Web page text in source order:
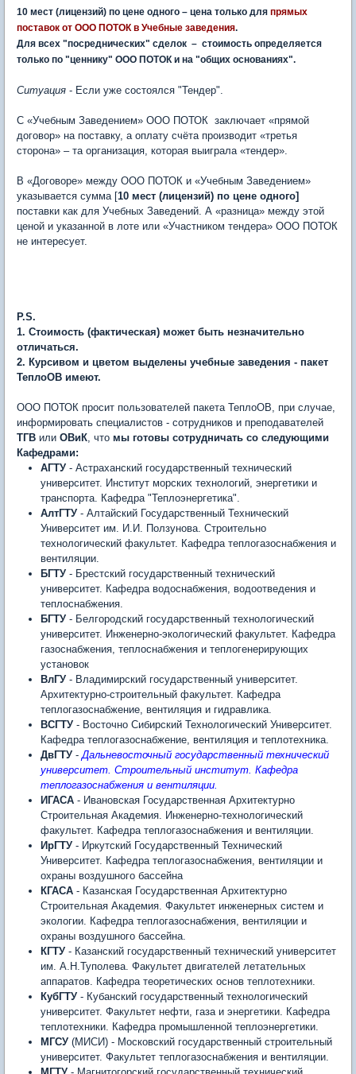
10 мест (лицензий) по цене одного – цена только для прямых
поставок от ООО ПОТОКв Учебные заведения.
Для всех "посреднических" сделок – стоимость определяется
только по "ценнику" ООО ПОТОК и на "общих основаниях".
Ситуация - Если уже состоялся "Тендер".
С «Учебным Заведением» ООО ПОТОК заключает «прямой
договор» на поставку, а оплату счёта производит «третья
сторона» – та организация, которая выиграла «тендер».
В «Договоре» между ООО ПОТОК и «Учебным Заведением»
указывается сумма [10 мест (лицензий) по цене одного]
поставки как для Учебных Заведений. А «разница» между этой
ценой и указанной в лоте или «Участником тендера» ООО ПОТОК
не интересует.
P.S.
1. Стоимость (фактическая) может быть незначительно
отличаться.
2. Курсивом и цветом выделены учебные заведения - пакет
ТеплоОВ имеют.
ООО ПОТОК просит пользователей пакета ТеплоОВ, при случае,
информировать специалистов - сотрудников и преподавателей
ТГВ или ОВиК, что мы готовы сотрудничать со следующими
Кафедрами:
АГТУ - Астраханский государственный технический
университет. Институт морских технологий, энергетики и
транспорта. Кафедра "Теплоэнергетика".
АлтГТУ - Алтайский Государственный Технический
Университет им. И.И. Ползунова. Строительно
технологический факультет. Кафедра теплогазоснабжения и
вентиляции.
БГТУ - Брестский государственный технический
университет. Кафедра водоснабжения, водоотведения и
теплоснабжения.
БГТУ - Белгородский государственный технологический
университет. Инженерно-экологический факультет. Кафедра
газоснабжения, теплоснабжения и теплогенерирующих
установок
ВлГУ - Владимирский государственный университет.
Архитектурно-строительный факультет. Кафедра
теплогазоснабжение, вентиляция и гидравлика.
ВСГТУ - Восточно Сибирский Технологический Университет.
Кафедра теплогазоснабжение, вентиляция и теплотехника.
ДвГТУ -Дальневосточный государственный технический
университет. Строительный институт. Кафедра
теплогазоснабжения и вентиляции.
ИГАСА - Ивановская Государственная Архитектурно
Строительная Академия. Инженерно-технологический
факультет. Кафедра теплогазоснабжения и вентиляции.
ИрГТУ - Иркутский Государственный Технический
Университет. Кафедра теплогазоснабжения, вентиляции и
охраны воздушного бассейна
КГАСА - Казанская Государственная Архитектурно
Строительная Академия. Факультет инженерных систем и
экологии. Кафедра теплогазоснабжения, вентиляции и
охраны воздушного бассейна.
КГТУ - Казанский государственный технический университет
им. А.Н.Туполева. Факультет двигателей летательных
аппаратов. Кафедра теоретических основ теплотехники.
КубГТУ - Кубанский государственный технологический
университет. Факультет нефти, газа и энергетики. Кафедра
теплотехники. Кафедра промышленной теплоэнергетики.
МГСУ (МИСИ) - Московский государственный строительный
университет. Факультет теплогазоснабжения и вентиляции.